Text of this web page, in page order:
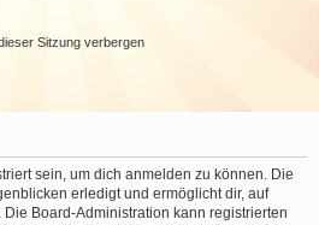
Sitzung verbergen
sein, um dich anmelden zu können. Die
erledigt und ermöglicht dir, auf
Board-Administration kann registrierten